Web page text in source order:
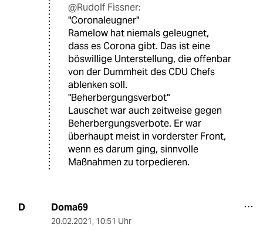
@Rudolf Fissner:
"Coronaleugner"
Ramelow hat niemals geleugnet,
dass es Corona gibt. Das ist eine
böswillige Unterstellung, die offenbar
von der Dummheit des CDU Chefs
ablenken soll.
"Beherbergungsverbot"
Lauschet war auch zeitweise gegen
Beherbergungsverbote. Er war
überhaupt meist in vorderster Front,
wenn es darum ging, sinnvolle
Maßnahmen zu torpedieren.
D Doma69
20.02.2021, 10:51 Uhr